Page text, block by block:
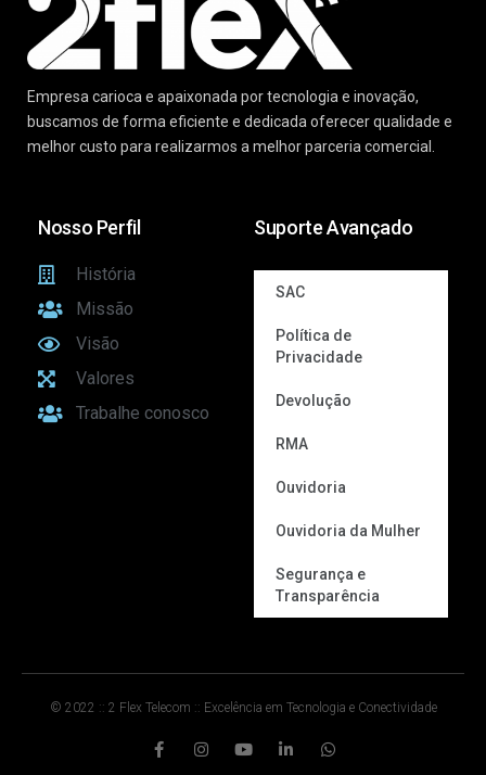
Empresa carioca e apaixonada por tecnologia e inovação,
buscamos de forma eficiente e dedicada oferecer qualidade e
melhor custo para realizarmos a melhor parceria comercial.
Nosso Perfil
História
Missão
Visão
Valores
Trabalhe conosco
Suporte Avançado
SAC
Política de
Privacidade
Devolução
RMA
Ouvidoria
Ouvidoria da Mulher
Segurança e
Transparência
© 2022 :: 2 Flex Telecom :: Excelência em Tecnologia e Conectividade